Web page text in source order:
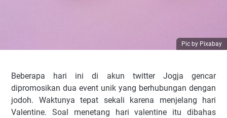
Pic by Pixabay
Beberapa hari ini di akun twitter Jogja gencar
dipromosikan dua event unik yang berhubungan dengan
jodoh. Waktunya tepat sekali karena menjelang hari
Valentine. Soal menetang hari valentine itu dibahas